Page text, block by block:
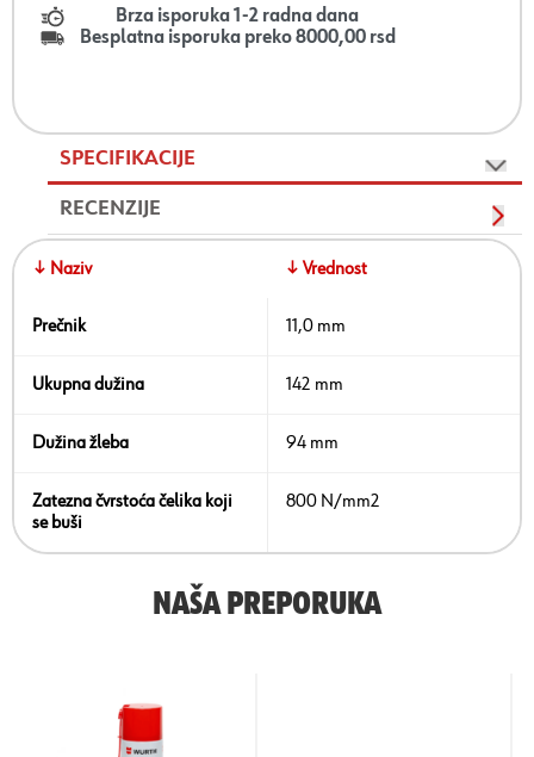
Brza isporuka 1-2 radna dana
Besplatna isporuka preko 8000,00 rsd
SPECIFIKACIJE
RECENZIJE
↓ Naziv ↓ Vrednost
Prečnik 11,0 mm
Ukupna dužina 142 mm
Dužina žleba 94 mm
Zatezna čvrstoća čelika koji
se buši
800 N/mm2
NAŠA PREPORUKA